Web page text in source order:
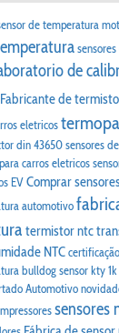
de temperatura
de
Fabricante de
eletricos
din 43650sensores
carros eletricos
EVComprar
automotivo
termistor ntc
NTC
bulldogsensor kty 1k
Automotivo
sensores